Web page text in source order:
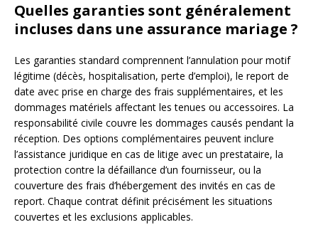
Quelles garanties sont généralement
incluses dans une assurance mariage ?
Les garanties standard comprennent l’annulation pour motif
légitime (décès, hospitalisation, perte d’emploi), le report de
date avec prise en charge des frais supplémentaires, et les
dommages matériels affectant les tenues ou accessoires. La
responsabilité civile couvre les dommages causés pendant la
réception. Des options complémentaires peuvent inclure
l’assistance juridique en cas de litige avec un prestataire, la
protection contre la défaillance d’un fournisseur, ou la
couverture des frais d’hébergement des invités en cas de
report. Chaque contrat définit précisément les situations
couvertes et les exclusions applicables.